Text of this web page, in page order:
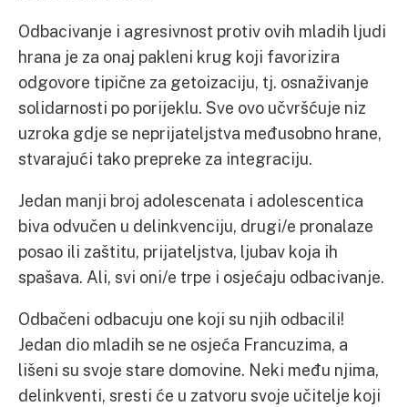
Odbacivanje i agresivnost protiv ovih mladih ljudi
hrana je za onaj pakleni krug koji favorizira
odgovore tipične za getoizaciju, tj. osnaživanje
solidarnosti po porijeklu. Sve ovo učvršćuje niz
uzroka gdje se neprijateljstva međusobno hrane,
stvarajući tako prepreke za integraciju.
Jedan manji broj adolescenata i adolescentica
biva odvučen u delinkvenciju, drugi/e pronalaze
posao ili zaštitu, prijateljstva, ljubav koja ih
spašava. Ali, svi oni/e trpe i osjećaju odbacivanje.
Odbačeni odbacuju one koji su njih odbacili!
Jedan dio mladih se ne osjeća Francuzima, a
lišeni su svoje stare domovine. Neki među njima,
delinkventi, sresti će u zatvoru svoje učitelje koji